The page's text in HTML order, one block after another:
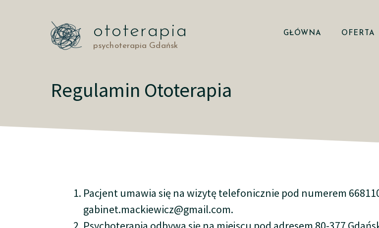
ototerapia
psychoterapia Gdańsk
GŁÓWNA OFERTA
Regulamin Ototerapia
Pacjent umawia się na wizytę telefonicznie pod numerem
gabinet.mackiewicz@gmail.com.